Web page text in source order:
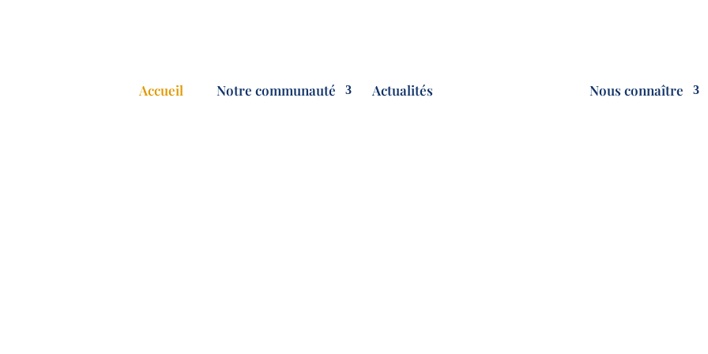
Accueil Notre communauté Actualités Nous connaître